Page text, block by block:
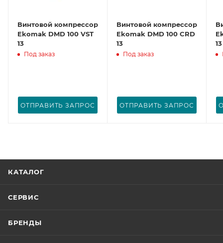
Винтовой компрессор
Ekomak DMD 100 VST
13
Под заказ
ОТПРАВИТЬ ЗАПРОС
Винтовой компрессор
Ekomak DMD 100 CRD
13
Под заказ
ОТПРАВИТЬ ЗАПРОС
13
КАТАЛОГ
СЕРВИС
БРЕНДЫ